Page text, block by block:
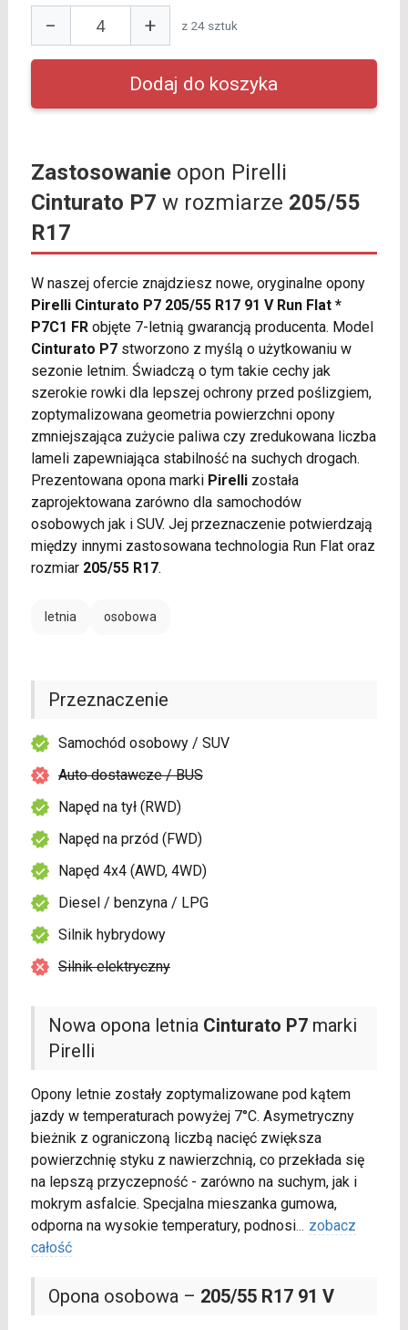
− + z 24 sztuk
Zastosowanieopon Pirelli
Cinturato P7 w rozmiarze 205/55
R17
W naszej ofercie znajdziesz nowe, oryginalne opony
Pirelli Cinturato P7 205/55 R17 91 V Run Flat *
P7C1 FRobjęte 7-letnią gwarancją producenta. Model
Cinturato P7stworzono z myślą o użytkowaniu w
sezonie letnim. Świadczą o tym takie cechy jak
szerokie rowki dla lepszej ochrony przed poślizgiem,
zoptymalizowana geometria powierzchni opony
zmniejszająca zużycie paliwa czy zredukowana liczba
lameli zapewniająca stabilność na suchych drogach.
Prezentowana opona marki Pirellizostała
zaprojektowana zarówno dla samochodów
osobowych jak i SUV. Jej przeznaczenie potwierdzają
między innymi zastosowana technologia Run Flat oraz
rozmiar 205/55 R17.
letnia osobowa
Nowa opona letnia Cinturato P7marki
Pirelli
Opony letnie zostały zoptymalizowane pod kątem
jazdy w temperaturach powyżej 7°C. Asymetryczny
bieżnik z ograniczoną liczbą nacięć zwiększa
powierzchnię styku z nawierzchnią, co przekłada się
na lepszą przyczepność - zarówno na suchym, jak i
mokrym asfalcie. Specjalna mieszanka gumowa,
odporna na wysokie temperatury, podnosi... zobacz
całość
Opona osobowa – 205/55 R17 91 V
Przeznaczenie
Samochód osobowy / SUV
Auto dostawcze / BUS
Napęd na tył (RWD)
Napęd na przód (FWD)
Napęd 4x4 (AWD, 4WD)
Diesel / benzyna / LPG
Silnik hybrydowy
Silnik elektryczny